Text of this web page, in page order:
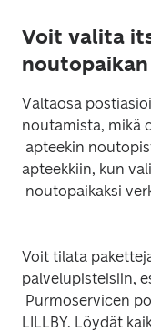
Voit valita
Valtaosa
noutamista, mikä
apteekkiin, kun
Voit tilata
palvelupisteisiin,
LILLBY. Löydät